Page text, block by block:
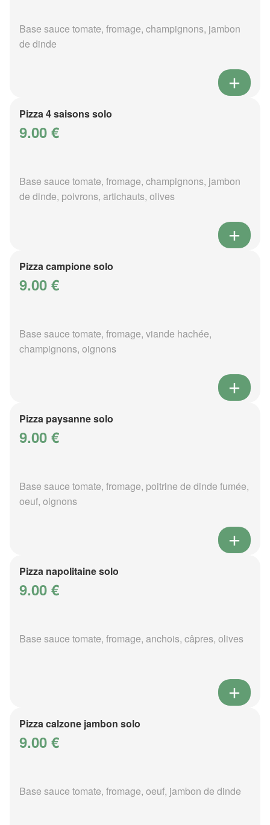
Base sauce tomate, fromage, champignons, jambon
de dinde
Pizza 4 saisons solo
9.00 €
Base sauce tomate, fromage, champignons, jambon
de dinde, poivrons, artichauts, olives
Pizza campione solo
9.00 €
Base sauce tomate, fromage, viande hachée,
champignons, oignons
Pizza paysanne solo
9.00 €
Base sauce tomate, fromage, poitrine de dinde fumée,
oeuf, oignons
Pizza napolitaine solo
9.00 €
Base sauce tomate, fromage, anchois, câpres, olives
Pizza calzone jambon solo
9.00 €
Base sauce tomate, fromage, oeuf, jambon de dinde